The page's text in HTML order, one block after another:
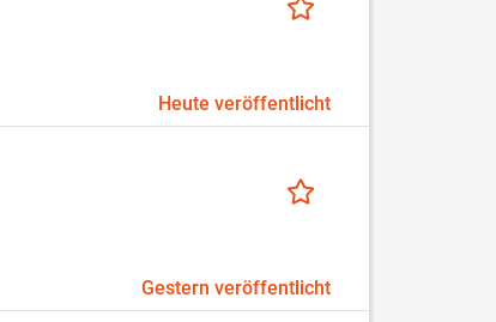
Heute veröffentlicht
Gestern veröffentlicht